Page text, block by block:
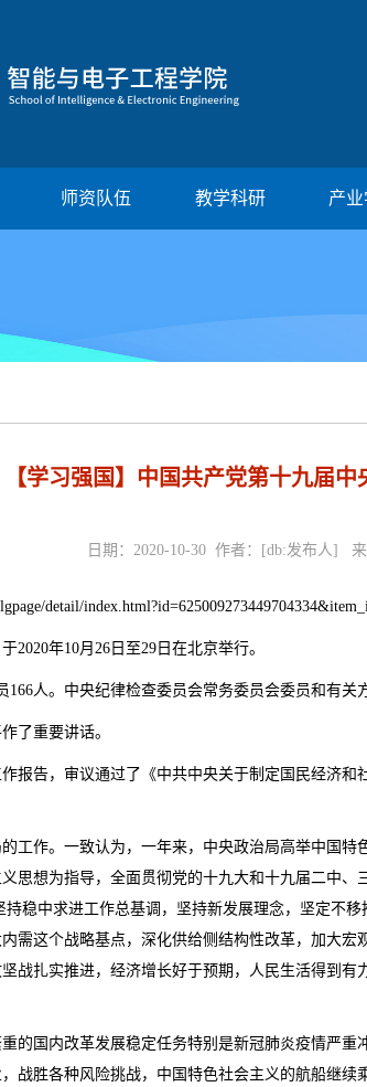
师资队伍 教学科研 产
【学习强国】中国共产党第十九届
日期：2020-10-30 作者：[db:发布人]
detail/
年10月26日至29日在北京举行。
人。中央纪律检查委员会常务委员会委员和有
了重要讲话。
报告，审议通过了《中共中央关于制定国民经济
工作。一致认为，一年来，中央政治局高举中国
思想为指导，全面贯彻党的十九大和十九届二中
稳中求进工作总基调，坚持新发展理念，坚定不
需这个战略基点，深化供给侧结构性改革，加大
战扎实推进，经济增长好于预期，人民生活得到
的国内改革发展稳定任务特别是新冠肺炎疫情严
战胜各种风险挑战，中国特色社会主义的航船继